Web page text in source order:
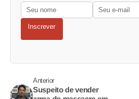
Inscrever
Anterior
Suspeito de vender